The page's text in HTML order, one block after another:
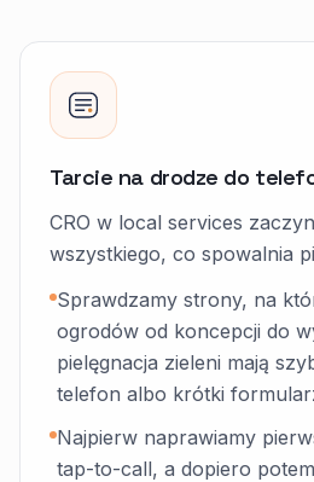
Tarcie na drodze do
CRO w local services
wszystkiego, co spowalnia
Sprawdzamy strony, na
ogrodów od koncepcji do
pielęgnacja zieleni mają
telefon albo krótki
Najpierw naprawiamy
tap-to-call, a dopiero